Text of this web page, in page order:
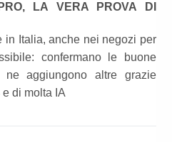
LA VERA PROVA DI
in Italia, anche nei negozi per
confermano le buone
aggiungono altre grazie
di molta IA